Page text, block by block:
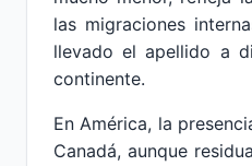
las migraciones
llevado el apellido a
continente.
En América, la
Canadá, aunque